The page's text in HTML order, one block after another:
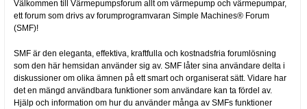
Välkommen till Värmepumpsforum allt om värmepump och värmepumpar,
ett forum som drivs av forumprogramvaran Simple Machines® Forum
(SMF)!
SMF är den eleganta, effektiva, kraftfulla och kostnadsfria forumlösning
som den här hemsidan använder sig av. SMF låter sina användare delta i
diskussioner om olika ämnen på ett smart och organiserat sätt. Vidare har
det en mängd användbara funktioner som användare kan ta fördel av.
Hjälp och information om hur du använder många av SMFs funktioner